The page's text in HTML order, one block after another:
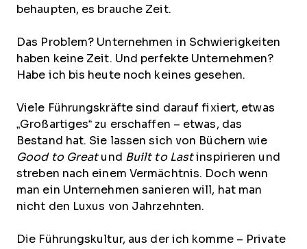
behaupten, es brauche Zeit.
Das Problem? Unternehmen in Schwierigkeiten
haben keine Zeit. Und perfekte Unternehmen?
Habe ich bis heute noch keines gesehen.
Viele Führungskräfte sind darauf fixiert, etwas
„Großartiges“ zu erschaffen – etwas, das
Bestand hat. Sie lassen sich von Büchern wie
Good to Greatund Built to Lastinspirieren und
streben nach einem Vermächtnis. Doch wenn
man ein Unternehmen sanieren will, hat man
nicht den Luxus von Jahrzehnten.
Die Führungskultur, aus der ich komme – Private